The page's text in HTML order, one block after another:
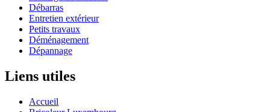
Débarras
Entretien extérieur
Petits travaux
Déménagement
Dépannage
Liens utiles
Accueil